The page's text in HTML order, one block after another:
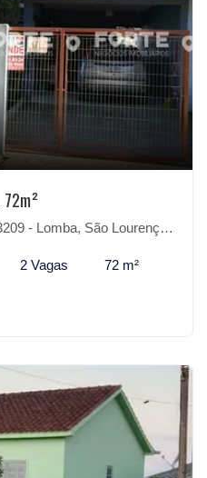
72m²
São Lourenço do Sul-RS
2 Vagas 72 m²